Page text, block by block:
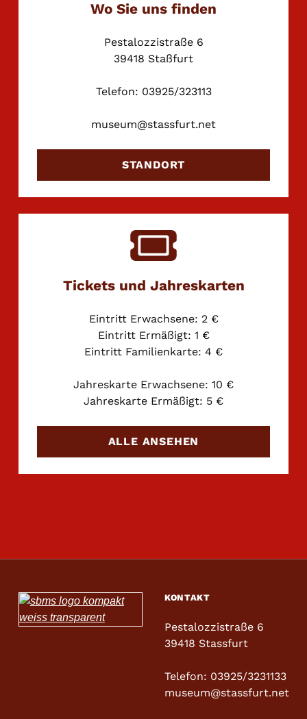
Wo Sie uns finden
Pestalozzistraße 6
39418 Staßfurt
Telefon: 03925/323113
museum@stassfurt.net
STANDORT
Tickets und Jahreskarten
Eintritt Erwachsene: 2 €
Eintritt Ermäßigt: 1 €
Eintritt Familienkarte: 4 €
Jahreskarte Erwachsene: 10 €
Jahreskarte Ermäßigt: 5 €
ALLE ANSEHEN
Skip back to main navigation
KONTAKT
Pestalozzistraße 6
39418 Stassfurt
Telefon: 03925/3231133
museum@stassfurt.net